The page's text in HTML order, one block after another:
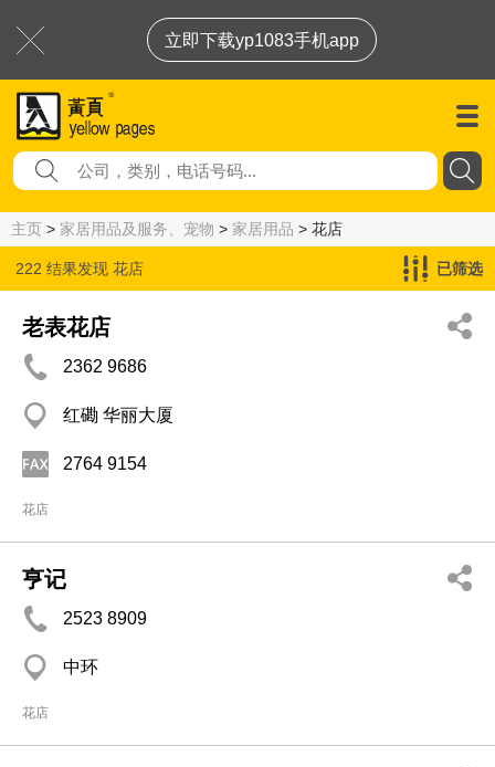
立即下载yp1083手机app
主页 > 家居用品及服务、宠物 > 家居用品 > 花店
222 结果发现 花店 已筛选
老表花店
2362 9686
红磡 华丽大厦
2764 9154
花店
亨记
2523 8909
中环
花店